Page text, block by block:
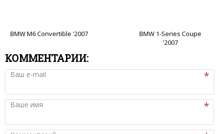
BMW M6 Convertible '2007
BMW 1-Series Coupe
'2007
КОММЕНТАРИИ:
Ваш e-mail
Ваше имя